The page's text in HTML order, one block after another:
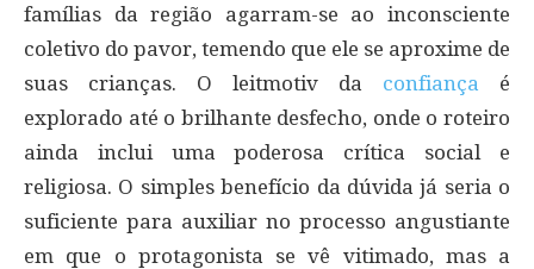
famílias da região agarram-se ao inconsciente
coletivo do pavor, temendo que ele se aproxime de
suas crianças. O leitmotiv da confiança é
explorado até o brilhante desfecho, onde o roteiro
ainda inclui uma poderosa crítica social e
religiosa. O simples benefício da dúvida já seria o
suficiente para auxiliar no processo angustiante
em que o protagonista se vê vitimado, mas a